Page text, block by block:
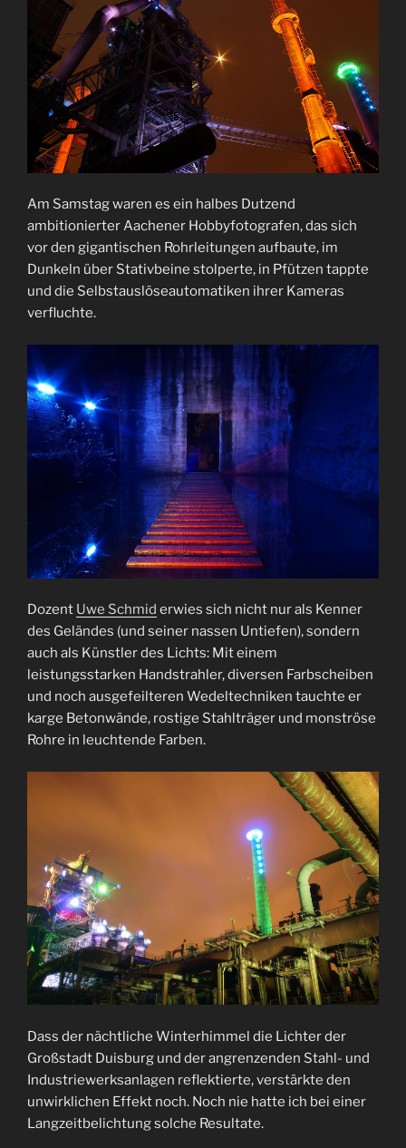
Am Samstag waren es ein halbes Dutzend
ambitionierter Aachener Hobbyfotografen, das sich
vor den gigantischen Rohrleitungen aufbaute, im
Dunkeln über Stativbeine stolperte, in Pfützen tappte
und die Selbstauslöseautomatiken ihrer Kameras
verfluchte.
Dozent Uwe Schmid erwies sich nicht nur als Kenner
des Geländes (und seiner nassen Untiefen), sondern
auch als Künstler des Lichts: Mit einem
leistungsstarken Handstrahler, diversen Farbscheiben
und noch ausgefeilteren Wedeltechniken tauchte er
karge Betonwände, rostige Stahlträger und monströse
Rohre in leuchtende Farben.
Dass der nächtliche Winterhimmel die Lichter der
Großstadt Duisburg und der angrenzenden Stahl- und
Industriewerksanlagen reflektierte, verstärkte den
unwirklichen Effekt noch. Noch nie hatte ich bei einer
Langzeitbelichtung solche Resultate.